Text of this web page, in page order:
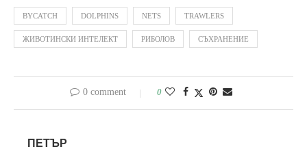
BYCATCH DOLPHINS NETS TRAWLERS
ЖИВОТИНСКИ ИНТЕЛЕКТ РИБОЛОВ СЪХРАНЕНИЕ
0 comment 0
ПЕТЪР